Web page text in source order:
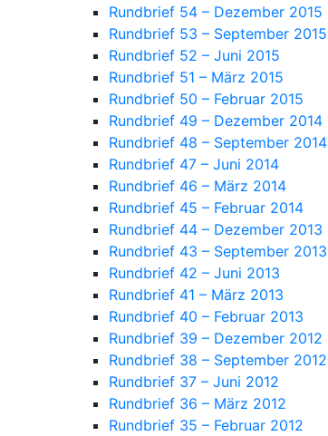
Rundbrief 54 – Dezember 2015
Rundbrief 53 – September 2015
Rundbrief 52 – Juni 2015
Rundbrief 51 – März 2015
Rundbrief 50 – Februar 2015
Rundbrief 49 – Dezember 2014
Rundbrief 48 – September 2014
Rundbrief 47 – Juni 2014
Rundbrief 46 – März 2014
Rundbrief 45 – Februar 2014
Rundbrief 44 – Dezember 2013
Rundbrief 43 – September 2013
Rundbrief 42 – Juni 2013
Rundbrief 41 – März 2013
Rundbrief 40 – Februar 2013
Rundbrief 39 – Dezember 2012
Rundbrief 38 – September 2012
Rundbrief 37 – Juni 2012
Rundbrief 36 – März 2012
Rundbrief 35 – Februar 2012